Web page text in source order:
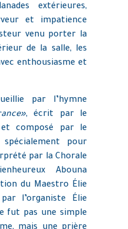
extérieures,
et impatience
venu porter la
de la salle, les
enthousiasme et
par l’hymne
, écrit par le
composé par le
pour
par la Chorale
Abouna
du Maestro Élie
l’organiste Élie
fut pas une simple